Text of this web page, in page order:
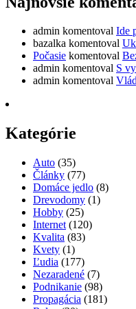
admin komentoval Ide
bazalka komentoval
Počasie komentoval
admin komentoval S
admin komentoval
Kategórie
Auto (35)
Články (77)
Domáce jedlo (8)
Drevodomy (1)
Hobby (25)
Internet (120)
Kvalita (83)
Kvety (1)
Ľudia (177)
Nezaradené (7)
Podnikanie (98)
Propagácia (181)